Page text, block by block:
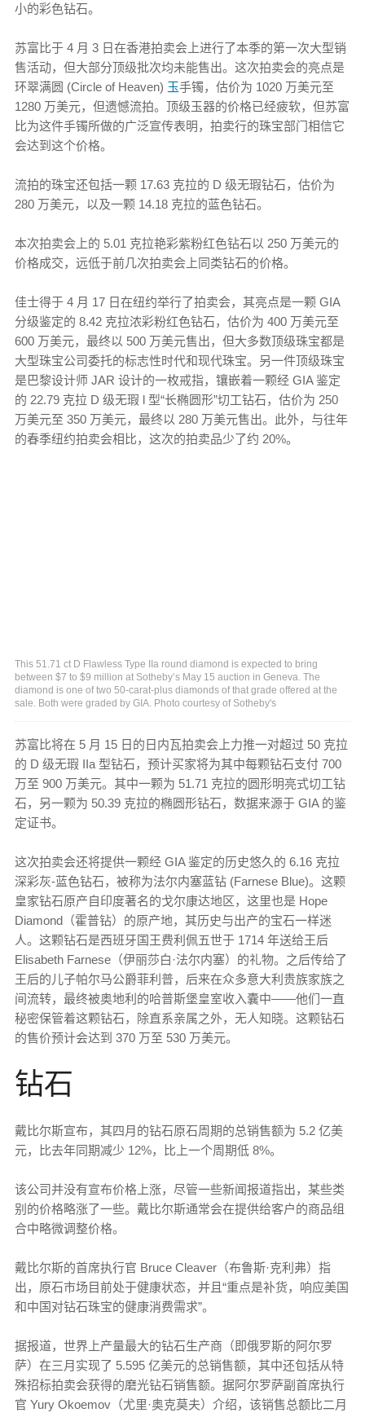
小的彩色钻石。
苏富比于 4 月 3 日在香港拍卖会上进行了本季的第一次大型销
售活动，但大部分顶级批次均未能售出。这次拍卖会的亮点是
环翠满圆 (Circle of Heaven) 玉手镯，估价为 1020 万美元至
1280 万美元，但遗憾流拍。顶级玉器的价格已经疲软，但苏富
比为这件手镯所做的广泛宣传表明，拍卖行的珠宝部门相信它
会达到这个价格。
流拍的珠宝还包括一颗 17.63 克拉的 D 级无瑕钻石，估价为
280 万美元，以及一颗 14.18 克拉的蓝色钻石。
本次拍卖会上的 5.01 克拉艳彩紫粉红色钻石以 250 万美元的
价格成交，远低于前几次拍卖会上同类钻石的价格。
佳士得于 4 月 17 日在纽约举行了拍卖会，其亮点是一颗 GIA
分级鉴定的 8.42 克拉浓彩粉红色钻石，估价为 400 万美元至
600 万美元，最终以 500 万美元售出，但大多数顶级珠宝都是
大型珠宝公司委托的标志性时代和现代珠宝。另一件顶级珠宝
是巴黎设计师 JAR 设计的一枚戒指，镶嵌着一颗经 GIA 鉴定
的 22.79 克拉 D 级无瑕 l 型“长椭圆形”切工钻石，估价为 250
万美元至 350 万美元，最终以 280 万美元售出。此外，与往年
的春季纽约拍卖会相比，这次的拍卖品少了约 20%。
This 51.71 ct D Flawless Type IIa round diamond is expected to bring
between $7 to $9 million at Sotheby’s May 15 auction in Geneva. The
diamond is one of two 50-carat-plus diamonds of that grade offered at the
sale. Both were graded by GIA. Photo courtesy of Sotheby's
苏富比将在 5 月 15 日的日内瓦拍卖会上力推一对超过 50 克拉
的 D 级无瑕 IIa 型钻石，预计买家将为其中每颗钻石支付 700
万至 900 万美元。其中一颗为 51.71 克拉的圆形明亮式切工钻
石，另一颗为 50.39 克拉的椭圆形钻石，数据来源于 GIA 的鉴
定证书。
这次拍卖会还将提供一颗经 GIA 鉴定的历史悠久的 6.16 克拉
深彩灰-蓝色钻石，被称为法尔内塞蓝钻 (Farnese Blue)。这颗
皇家钻石原产自印度著名的戈尔康达地区，这里也是 Hope
Diamond（霍普钻）的原产地，其历史与出产的宝石一样迷
人。这颗钻石是西班牙国王费利佩五世于 1714 年送给王后
Elisabeth Farnese（伊丽莎白·法尔内塞）的礼物。之后传给了
王后的儿子帕尔马公爵菲利普，后来在众多意大利贵族家族之
间流转，最终被奥地利的哈普斯堡皇室收入囊中——他们一直
秘密保管着这颗钻石，除直系亲属之外，无人知晓。这颗钻石
的售价预计会达到 370 万至 530 万美元。
钻石
戴比尔斯宣布，其四月的钻石原石周期的总销售额为 5.2 亿美
元，比去年同期减少 12%，比上一个周期低 8%。
该公司并没有宣布价格上涨，尽管一些新闻报道指出，某些类
别的价格略涨了一些。戴比尔斯通常会在提供给客户的商品组
合中略微调整价格。
戴比尔斯的首席执行官 Bruce Cleaver（布鲁斯·克利弗）指
出，原石市场目前处于健康状态，并且“重点是补货，响应美国
和中国对钻石珠宝的健康消费需求”。
据报道，世界上产量最大的钻石生产商（即俄罗斯的阿尔罗
萨）在三月实现了 5.595 亿美元的总销售额，其中还包括从特
殊招标拍卖会获得的磨光钻石销售额。据阿尔罗萨副首席执行
官 Yury Okoemov（尤里·奥克莫夫）介绍，该销售总额比二月